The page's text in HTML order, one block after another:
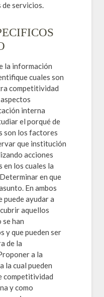
de servicios.
la información
cuales son
competitividad
interna
el porqué de
son los factores
que institución
acciones
en los cuales la
en que
En ambos
puede ayudar a
aquellos
se han
y que pueden ser
de la
a la
la cual pueden
competitividad
y como